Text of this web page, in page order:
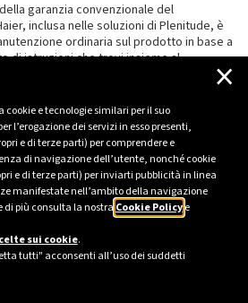
cookie e tecnologie similari per il suo
l’erogazione dei servizi in esso presenti,
e di terze parti) per comprendere e
di navigazione dell’utente, nonché cookie
e di terze parti) per inviarti pubblicità in linea
manifestate nell’ambito della navigazione
di più consulta la nostra Cookie Policye
sui cookie.
tutti" acconsenti all’uso dei suddetti
×
garanzia convenzionale del
inclusa nelle soluzioni di Plenitude, è
ordinaria sul prodotto in base a
di istruzioni che trovi insieme al